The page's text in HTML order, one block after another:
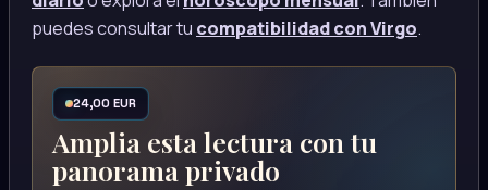
puedes consultar tu compatibilidad con Virgo.
24,00 EUR
Amplia esta lectura con tu
panorama privado